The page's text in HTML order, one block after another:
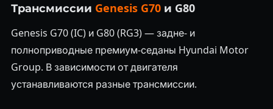
Трансмиссии Genesis G70и G80
Genesis G70 (IC) и G80 (RG3) — задне- и
полноприводные премиум-седаны Hyundai Motor
Group. В зависимости от двигателя
устанавливаются разные трансмиссии.